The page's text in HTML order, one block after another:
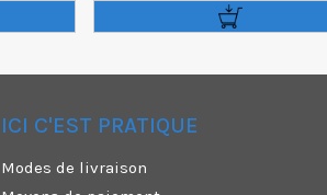
ICI C'EST PRATIQUE
Modes de livraison